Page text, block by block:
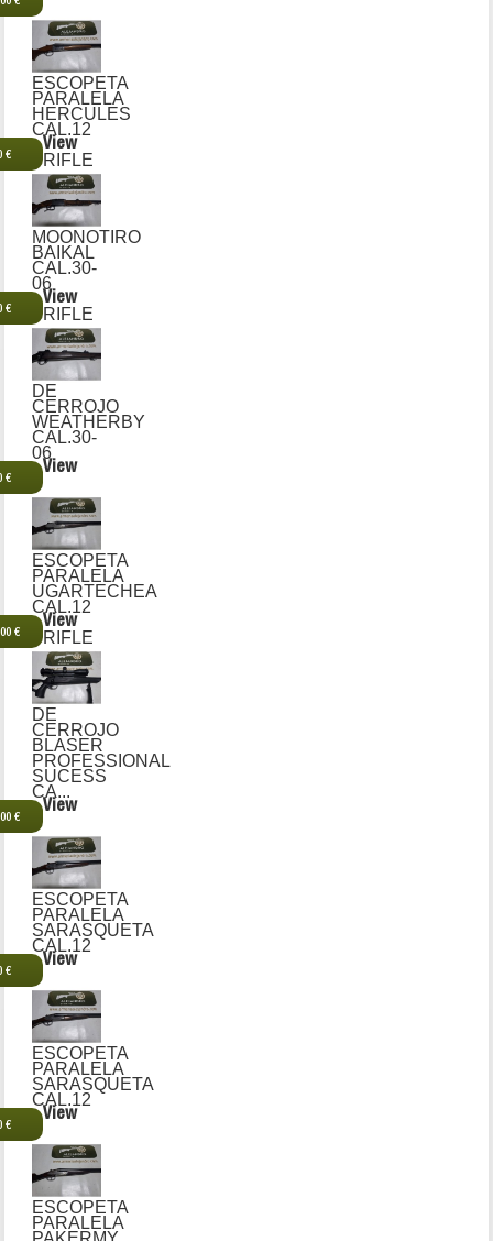
ESCOPETA
PARALELA
HERCULES
CAL.12
€
View
RIFLE
MOONOTIRO
BAIKAL
CAL.30-
06
€
View
RIFLE
DE
CERROJO
WEATHERBY
CAL.30-
06
€
View
ESCOPETA
PARALELA
UGARTECHEA
CAL.12
€
View
RIFLE
DE
CERROJO
BLASER
PROFESSIONAL
SUCESS
CA...
€
View
ESCOPETA
PARALELA
SARASQUETA
CAL.12
€
View
ESCOPETA
PARALELA
SARASQUETA
CAL.12
€
View
ESCOPETA
PARALELA